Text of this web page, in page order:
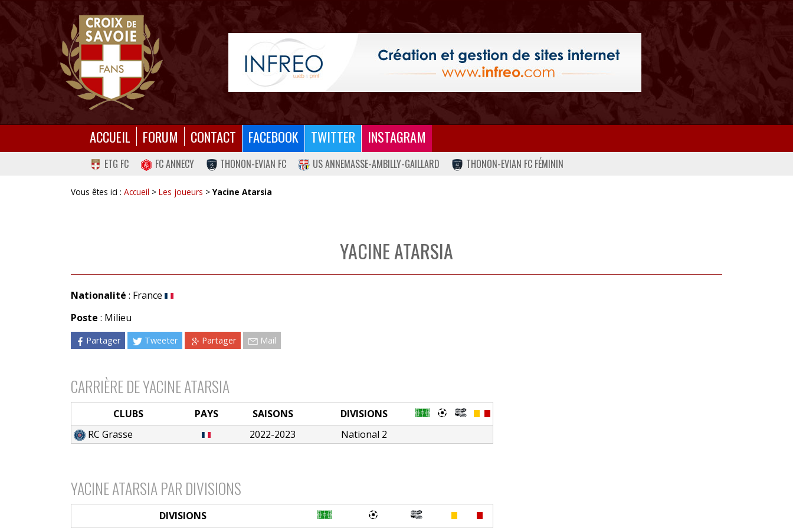
ACCUEIL FORUM CONTACT FACEBOOK TWITTER INSTAGRAM
ETG FC FC ANNECY THONON-EVIAN FC US ANNEMASSE-AMBILLY-GAILLARD THONON-EVIAN FC FÉMININ
Vous êtes ici : Accueil > Les joueurs > Yacine Atarsia
YACINE ATARSIA
Nationalité : France
Poste : Milieu
Partager Tweeter Partager Mail
CARRIÈRE DE YACINE ATARSIA
CLUBS PAYS SAISONS
DIVISIONS
RC Grasse
2022-2023 National 2
YACINE ATARSIA PAR DIVISIONS
DIVISIONS